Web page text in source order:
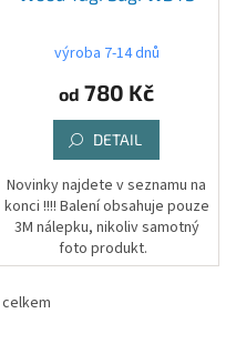
výroba 7-14 dnů
od 780 Kč
DETAIL
Novinky najdete v seznamu na
konci !!!! Balení obsahuje pouze
3M nálepku, nikoliv samotný
foto produkt.